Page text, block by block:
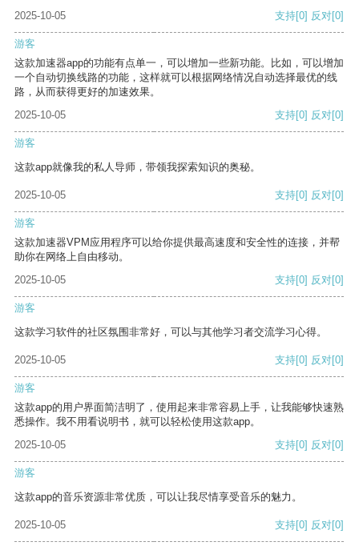
2025-10-05
支持[0] 反对[0]
游客
这款加速器app的功能有点单一，可以增加一些新功能。比如，可以增加
一个自动切换线路的功能，这样就可以根据网络情况自动选择最优的线
路，从而获得更好的加速效果。
2025-10-05
支持[0] 反对[0]
游客
这款app就像我的私人导师，带领我探索知识的奥秘。
2025-10-05 支持[0] 反对[0]
游客
这款加速器VPM应用程序可以给你提供最高速度和安全性的连接，并帮
助你在网络上自由移动。
2025-10-05
支持[0] 反对[0]
游客
这款学习软件的社区氛围非常好，可以与其他学习者交流学习心得。
2025-10-05 支持[0] 反对[0]
游客
这款app的用户界面简洁明了，使用起来非常容易上手，让我能够快速熟
悉操作。我不用看说明书，就可以轻松使用这款app。
2025-10-05
支持[0] 反对[0]
游客
这款app的音乐资源非常优质，可以让我尽情享受音乐的魅力。
2025-10-05 支持[0] 反对[0]